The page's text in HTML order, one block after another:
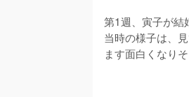
第1週、寅子が結
当時の様子は、
ます面白くなりそ